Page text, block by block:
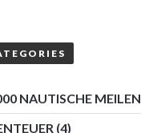
NAUTISCHE MEILEN
(4)